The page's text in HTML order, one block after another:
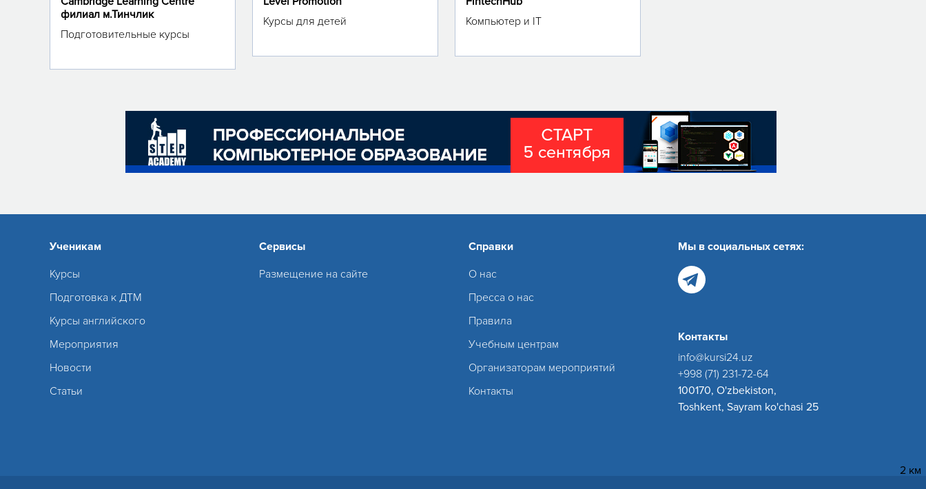
2 км
филиал м.Тинчлик
Подготовительные курсы
Курсы для детей
Компьютер и IT
Ученикам
Курсы
Подготовка к ДТМ
Курсы английского
Мероприятия
Новости
Статьи
Сервисы
Размещение на сайте
Справки
О нас
Пресса о нас
Правила
Учебным центрам
Организаторам мероприятий
Контакты
Мы в социальных сетях:
Контакты
info@kursi24.uz
+998 (71) 231-72-64
100170, O'zbekiston,
Toshkent, Sayram ko'chasi 25